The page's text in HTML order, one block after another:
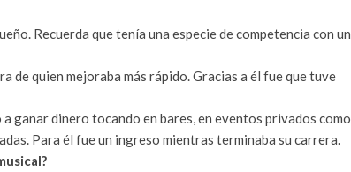
Recuerda que tenía una especie de competencia con un
de quien mejoraba más rápido. Gracias a él fue que tuve
ganar dinero tocando en bares, en eventos privados como
Para él fue un ingreso mientras terminaba su carrera.